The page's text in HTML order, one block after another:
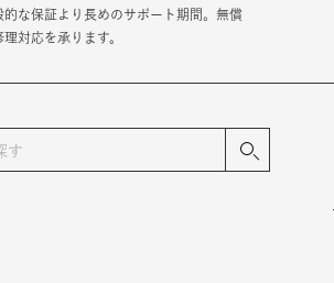
的な保証より長めのサポート期間。無償
理対応を承ります。